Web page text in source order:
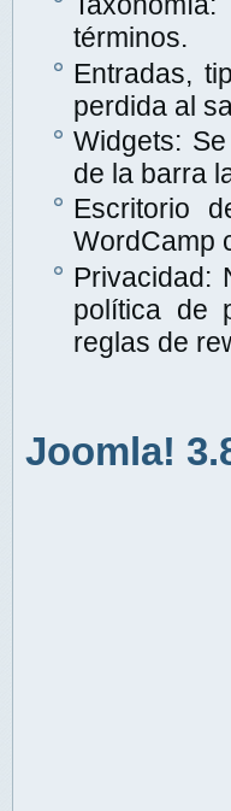
términos.
Entradas,
perdida al
Widgets:
de la barra
Escritorio
WordCamp
Privacidad:
política de
reglas de
Joomla!